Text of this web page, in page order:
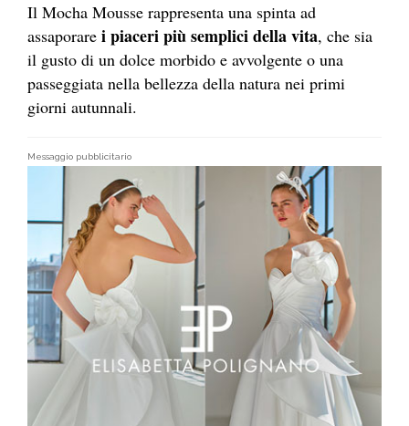
Il Mocha Mousse rappresenta una spinta ad
assaporare i piaceri più semplici della vita, che sia
il gusto di un dolce morbido e avvolgente o una
passeggiata nella bellezza della natura nei primi
giorni autunnali.
Messaggio pubblicitario